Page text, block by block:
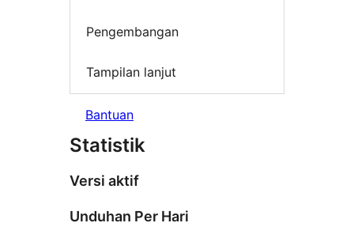
Pengembangan
Tampilan lanjut
Bantuan
Statistik
Versi aktif
Unduhan Per Hari